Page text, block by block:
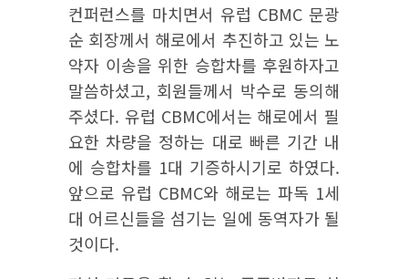
컨퍼런스를 마치면서 유럽 CBMC 문광
순 회장께서 해로에서 추진하고 있는 노
약자 이송을 위한 승합차를 후원하자고
말씀하셨고, 회원들께서 박수로 동의해
주셨다. 유럽 CBMC에서는 해로에서 필
요한 차량을 정하는 대로 빠른 기간 내
에 승합차를 1대 기증하시기로 하였다.
앞으로 유럽 CBMC와 해로는 파독 1세
대 어르신들을 섬기는 일에 동역자가 될
것이다.